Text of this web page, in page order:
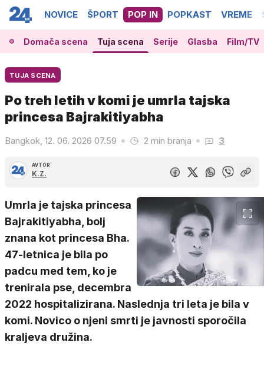
NOVICE ŠPORT POP IN POPKAST VREME
Domača scena Tuja scena Serije Glasba Film/TV
TUJA SCENA
Po treh letih v komi je umrla tajska
princesa Bajrakitiyabha
Bangkok, 12. 06. 2026 07.59 2 min branja 3
AVTOR:
K.Z.
Umrla je tajska princesa
Bajrakitiyabha, bolj
znana kot princesa Bha.
47-letnica je bila po
padcu med tem, ko je
trenirala pse, decembra
2022 hospitalizirana. Naslednja tri leta je bila v
komi. Novico o njeni smrti je javnosti sporočila
kraljeva družina.